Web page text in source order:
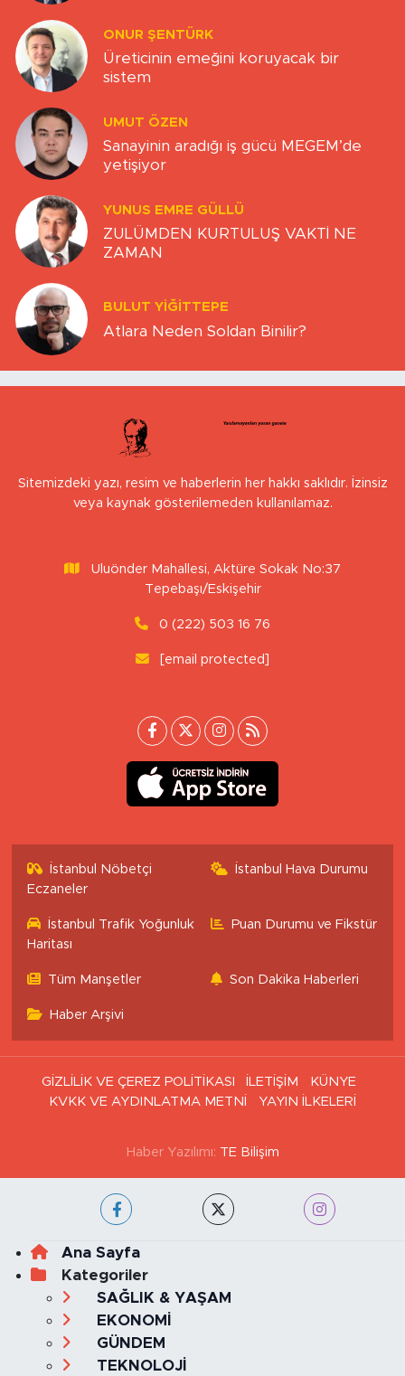
ONUR ŞENTÜRK
Üreticinin emeğini koruyacak bir
sistem
UMUT ÖZEN
Sanayinin aradığı iş gücü MEGEM’de
yetişiyor
YUNUS EMRE GÜLLÜ
ZULÜMDEN KURTULUŞ VAKTİ NE
ZAMAN
BULUT YİĞİTTEPE
Atlara Neden Soldan Binilir?
Sitemizdeki yazı, resim ve haberlerin her hakkı saklıdır. İzinsiz
veya kaynak gösterilemeden kullanılamaz.
Uluönder Mahallesi, Aktüre Sokak No:37
Tepebaşı/Eskişehir
0 (222) 503 16 76
[email protected]
İstanbul Nöbetçi
Eczaneler
İstanbul Hava Durumu
İstanbul Trafik Yoğunluk
Haritası
Puan Durumu ve Fikstür
Tüm Manşetler Son Dakika Haberleri
Haber Arşivi
GİZLİLİK VE ÇEREZ POLİTİKASI İLETİŞİM
KÜNYE
KVKK VE AYDINLATMA METNİ
YAYIN İLKELERİ
Haber Yazılımı: TE Bilişim
Ana Sayfa
Kategoriler
SAĞLIK & YAŞAM
EKONOMİ
GÜNDEM
TEKNOLOJİ